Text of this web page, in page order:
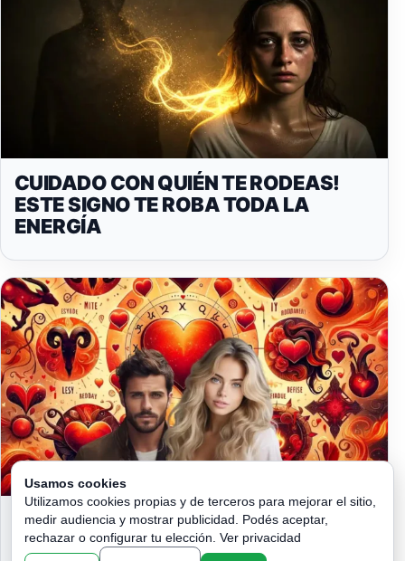
CUIDADO CON QUIÉN TE RODEAS!
ESTE SIGNO TE ROBA TODA LA
ENERGÍA
ESTÁ MUY CERCA!. ¡DESCUBRE
QUIÉN ESTÁ PERDIDAMENTE
Usamos cookies
Utilizamos cookies propias y de terceros para mejorar el sitio,
medir audiencia y mostrar publicidad. Podés aceptar,
rechazar o configurar tu elección. Ver privacidad